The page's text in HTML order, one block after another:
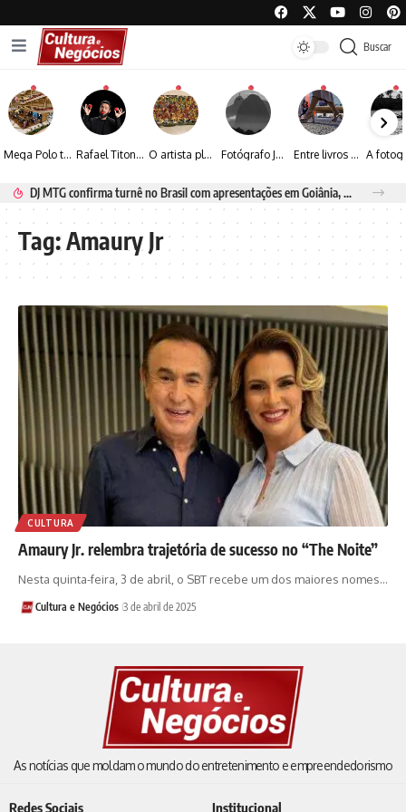
Buscar
Mega Polo transforma lançamento de coleção em plataforma nacional de negócios e projeta crescimento de mais de 15% Rafael Titonelly leva magia e acolhimento a crianças em tratamento oncológico em Juiz de Fora O artista plástico Jorge Luiz transforma sustentabilidade e criatividade em arte contemporânea Fotógrafo José Roberto apresenta um olhar sensível sobre arquitetura, formas e luz na fotografia Entre livros e fotografia autoral, Sebastião Reis consolida uma trajetória marcada pelo olhar artístico
DJ MTG confirma turnê no Brasil com apresentações em Goiânia, Porto Seguro e Rio de Janeiro
Tag:Amaury Jr
CULTURA
Amaury Jr. relembra trajetória de sucesso no “The Noite”
Nesta quinta-feira, 3 de abril, o SBT recebe um dos maiores nomes…
Cultura e Negócios 3 de abril de 2025
As notícias que moldam o mundo do entretenimento e empreendedorismo
Redes Sociais Institucional